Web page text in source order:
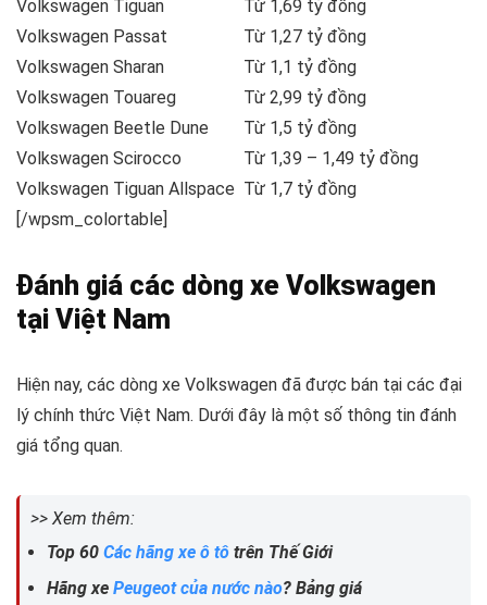
Volkswagen Tiguan
Từ 1,69 tỷ đồng
Volkswagen Passat
Từ 1,27 tỷ đồng
Volkswagen Sharan
Từ 1,1 tỷ đồng
Volkswagen Touareg
Từ 2,99 tỷ đồng
Volkswagen Beetle Dune
Từ 1,5 tỷ đồng
Volkswagen Scirocco
Từ 1,39 – 1,49 tỷ đồng
Volkswagen Tiguan Allspace Từ 1,7 tỷ đồng
[/wpsm_colortable]
Đánh giá các dòng xe Volkswagen
tại Việt Nam
Hiện nay, các dòng xe Volkswagen đã được bán tại các đại
lý chính thức Việt Nam. Dưới đây là một số thông tin đánh
giá tổng quan.
>> Xem thêm:
Top 60 Các hãng xe ô tô trên Thế Giới
Hãng xe Peugeot của nước nào? Bảng giá